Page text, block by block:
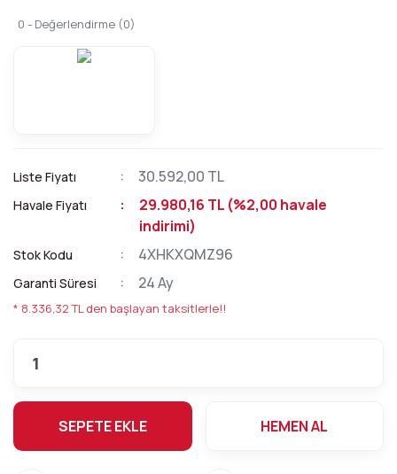
0 - Değerlendirme (0)
Liste Fiyatı 30.592,00 TL
Havale Fiyatı
29.980,16 TL (%2,00 havale
indirimi)
Stok Kodu 4XHKXQMZ96
Garanti Süresi 24 Ay
* 8.336,32 TL den başlayan taksitlerle!!
SEPETE EKLE HEMEN AL